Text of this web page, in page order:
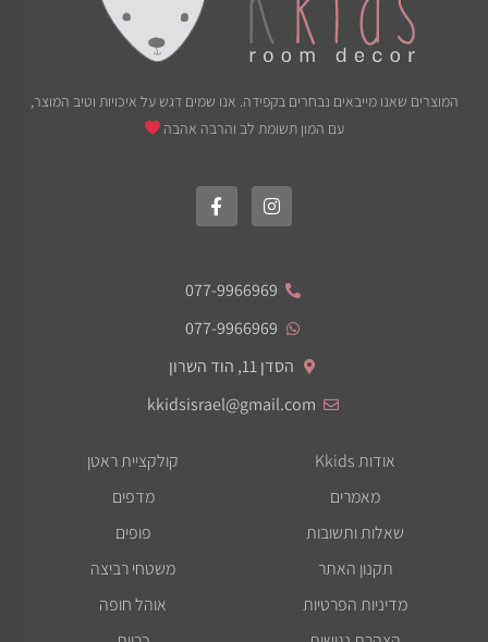
המוצרים שאנו מייבאים נבחרים בקפידה. אנו שמים דגש על איכויות וטיב המוצר,
עם המון תשומת לב והרבה אהבה
077-9966969
077-9966969
הסדן 11, הוד השרון
kkidsisrael@gmail.com
אודות Kkids
מאמרים
שאלות ותשובות
תקנון האתר
מדיניות הפרטיות
קולקציית ראטן
מדפים
פופים
משטחי רביצה
אוהל חופה